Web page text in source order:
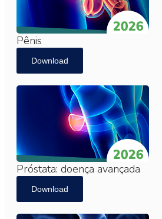
Pênis
Download
Próstata: doença avançada
Download